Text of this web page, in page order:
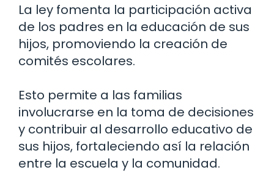
La ley fomenta la participación activa
de los padres en la educación de sus
hijos, promoviendo la creación de
comités escolares.
Esto permite a las familias
involucrarse en la toma de decisiones
y contribuir al desarrollo educativo de
sus hijos, fortaleciendo así la relación
entre la escuela y la comunidad.